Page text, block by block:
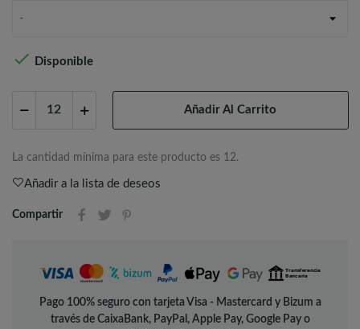
-
 Disponible
Añadir Al Carrito
La cantidad mínima para este producto es 12.
Añadir a la lista de deseos
Compartir
Pago 100% seguro con tarjeta Visa - Mastercard y Bizum a
través de CaixaBank, PayPal, Apple Pay, Google Pay o